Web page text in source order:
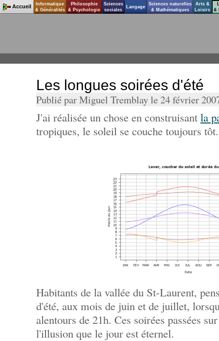
Les longues soirées d'été
Publié par Miguel Tremblay le 24 février
J'ai réalisée un chose en construisant la
tropiques, le soleil se couche toujours tôt.
Habitants de la vallée du St-Laurent,
d'été, aux mois de juin et de juillet,
alentours de 21h. Ces soirées passées
l'illusion que le jour est éternel.
Accueil
Informatique
& Généralités
Philosophie
& Psychologie
Sciences
sociales
Langage
Sciences naturelles
& Mathématiques
Arts &
Loisirs
&